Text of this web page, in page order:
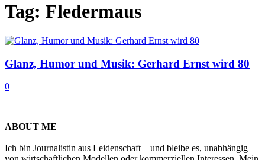
Tag: Fledermaus
Glanz, Humor und Musik: Gerhard Ernst wird 80
0
ABOUT ME
Ich bin Journalistin aus Leidenschaft – und bleibe es, unabhängig